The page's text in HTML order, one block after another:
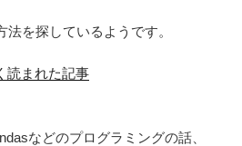
を探しているようです。
読まれた記事
などのプログラミングの話、